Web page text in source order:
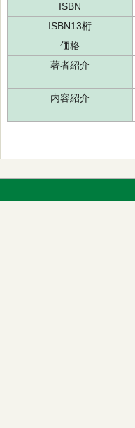
ISBN
ISBN13桁
価格
著者紹介
内容紹介